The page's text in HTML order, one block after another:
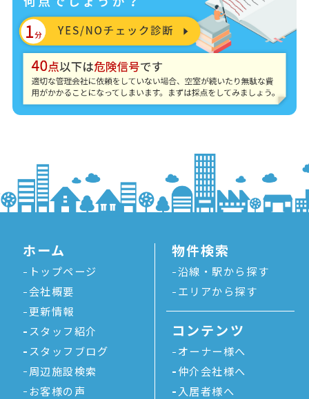
ホーム
トップページ
会社概要
更新情報
スタッフ紹介
スタッフブログ
周辺施設検索
お客様の声
物件検索
沿線・駅から探す
エリアから探す
コンテンツ
オーナー様へ
仲介会社様へ
入居者様へ